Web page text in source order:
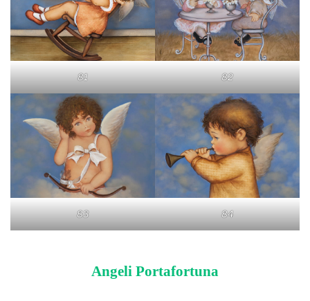
81 82
83 84
Angeli Portafortuna